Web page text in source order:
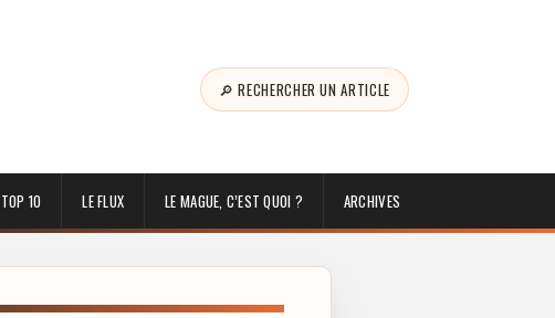
🔎 RECHERCHER UN ARTICLE
TOP 10 LE FLUX LE MAGUE, C’EST QUOI ? ARCHIVES